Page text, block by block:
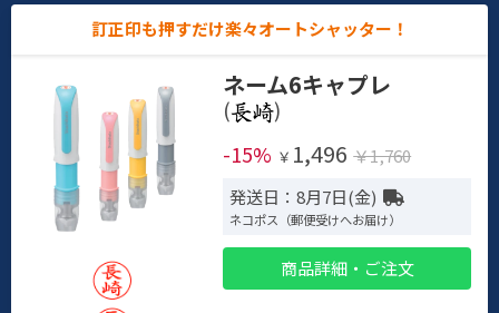
訂正印も押すだけ楽々オートシャッター！
ネーム6キャプレ
(
)
-15% ￥ 1,496 ￥1,760
発送日：8月7日(金)
ネコポス（郵便受けへお届け）
商品詳細・ご注文